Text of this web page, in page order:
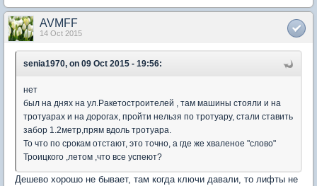
AVMFF
14 Oct 2015
senia1970, on 09 Oct 2015 - 19:56:
нет
был на днях на ул.Ракетостроителей , там машины стояли и на
тротуарах и на дорогах, пройти нельзя по тротуару, стали ставить
забор 1.2метр,прям вдоль тротуара.
То что по срокам отстают, это точно, а где же хваленое "слово"
Троицкого ,летом ,что все успеют?
Дешево хорошо не бывает, там когда ключи давали, то лифты не